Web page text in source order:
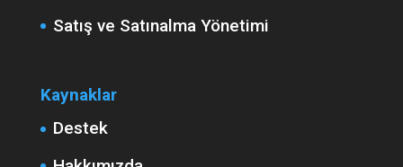
Satış ve Satınalma Yönetimi
Kaynaklar
Destek